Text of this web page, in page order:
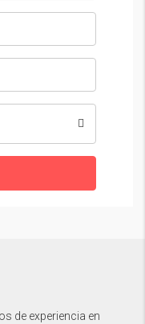
de experiencia en